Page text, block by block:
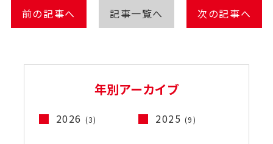
前の記事へ 記事一覧へ 次の記事へ
年別アーカイブ
2026 (3) 2025 (9)